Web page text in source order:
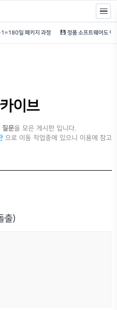
1+1=180일 패키지 과정
이브
질문을 모은 게시판 입니다.
으로 이동 작업중에 있으니 이용에 참고
출)